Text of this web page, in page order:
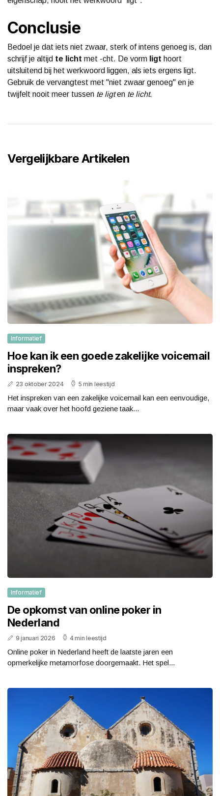
Conclusie
Bedoel je dat iets niet zwaar, sterk of intens genoeg is, dan
schrijf je altijd te licht met -cht. De vorm ligt hoort
uitsluitend bij het werkwoord liggen, als iets ergens ligt.
Gebruik de vervangtest met "niet zwaar genoeg" en je
twijfelt nooit meer tussen te ligten te licht.
Vergelijkbare Artikelen
Informatief
Hoe kan ik een goede zakelijke voicemail
inspreken?
23 oktober 2024 5 min leestijd
Het inspreken van een zakelijke voicemail kan een eenvoudige,
maar vaak over het hoofd geziene taak...
Informatief
De opkomst van online poker in
Nederland
9 januari 2026 4 min leestijd
Online poker in Nederland heeft de laatste jaren een
opmerkelijke metamorfose doorgemaakt. Het spel...